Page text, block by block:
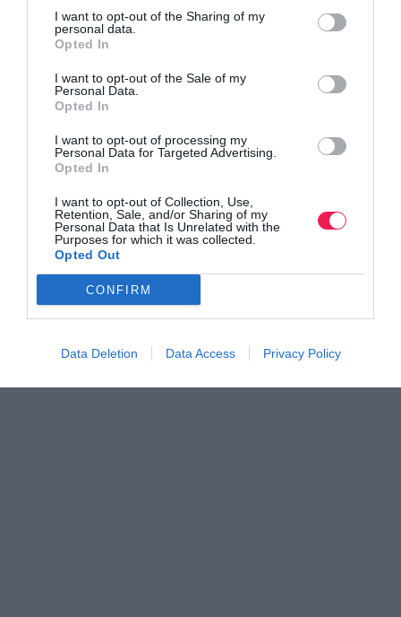
I want to opt-out of the Sharing of my
personal data.
Opted In
I want to opt-out of the Sale of my
Personal Data.
Opted In
I want to opt-out of processing my
Personal Data for Targeted Advertising.
Opted In
I want to opt-out of Collection, Use,
Retention, Sale, and/or Sharing of my
Personal Data that Is Unrelated with the
Purposes for which it was collected.
Opted Out
CONFIRM
Data Deletion Data Access Privacy Policy
Γίνε Συνδρομητής
Βρες το RUNNER!
Όλα τα Τεύχη